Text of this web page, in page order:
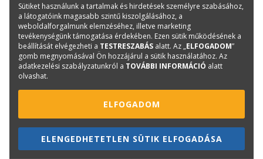
Hírlevél feliratkozás
TOVÁBB
Sütiket használunk a tartalmak és hirdetések személyre szabásához,
a látogatóink magasabb szintű kiszolgálásához, a
weboldalforgalmunk elemzéséhez, illetve marketing
tevékenységünk támogatása érdekében. Ezen sütik működésének a
beállítását elvégezheti a TESTRESZABÁS alatt. Az „ELFOGADOM”
gomb megnyomásával Ön hozzájárul a sütik használatához. Az
adatkezelési szabályzatunkról a TOVÁBBI INFORMÁCIÓ alatt
olvashat.
ELFOGADOM
ELENGEDHETETLEN SÜTIK ELFOGADÁSA